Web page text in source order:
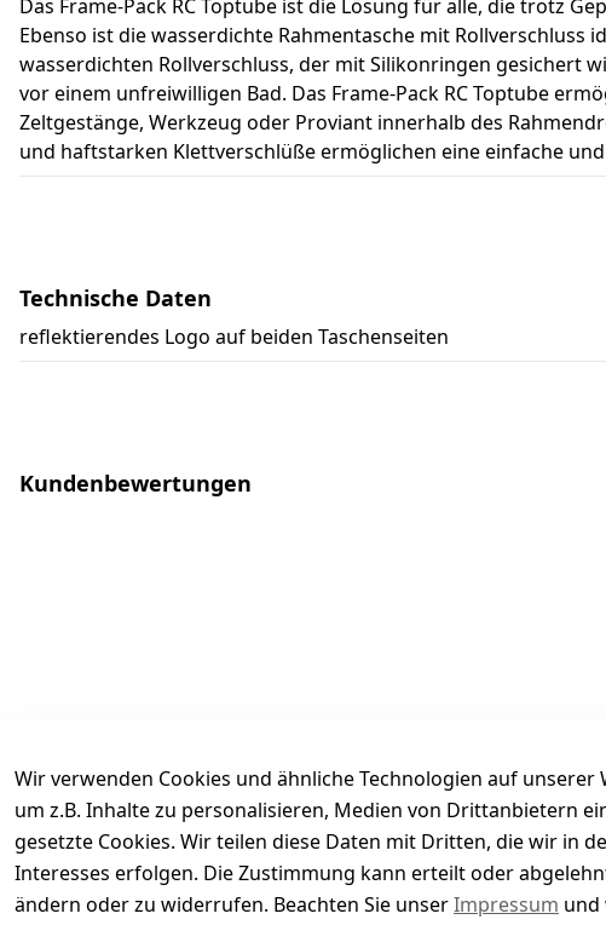
Das Frame-Pack RC Toptube ist die Lösung für alle, die trotz
Ebenso ist die wasserdichte Rahmentasche mit Rollverschluss
wasserdichten Rollverschluss, der mit Silikonringen gesichert
vor einem unfreiwilligen Bad. Das Frame-Pack RC Toptube
Zeltgestänge, Werkzeug oder Proviant innerhalb des
und haftstarken Klettverschlüße ermöglichen eine einfache
Technische Daten
reflektierendes Logo auf beiden Taschenseiten
Kundenbewertungen
Es hat noch niemand eine Bewertung für diesen Artikel
Wir verwenden Cookies und ähnliche Technologien auf
um z.B. Inhalte zu personalisieren, Medien von Drittanbietern
gesetzte Cookies. Wir teilen diese Daten mit Dritten, die wir in
Interesses erfolgen. Die Zustimmung kann erteilt oder
ändern oder zu widerrufen. Beachten Sie unserImpressum und